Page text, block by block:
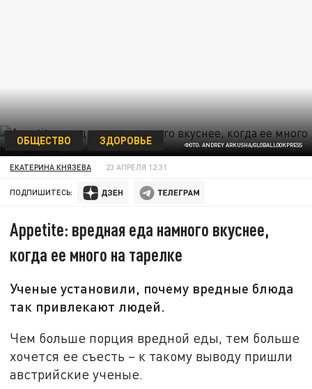
ФОТО: ANDREY ARKUSHA/GLOBALLOOKPRESS
ОБЩЕСТВО ЗДОРОВЬЕ
ЕКАТЕРИНА КНЯЗЕВА 23 АПРЕЛЯ 12:31
ПОДПИШИТЕСЬ:
Appetite: вредная еда намного вкуснее,
когда ее много на тарелке
Ученые установили, почему вредные блюда
так привлекают людей.
Чем больше порция вредной еды, тем больше
хочется ее съесть – к такому выводу пришли
австрийские ученые.